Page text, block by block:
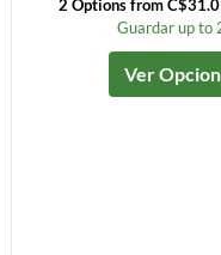
2 Options from
Guardar up to
Ver